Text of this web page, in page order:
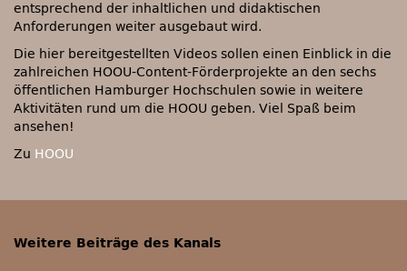
entsprechend der inhaltlichen und didaktischen
Anforderungen weiter ausgebaut wird.
Die hier bereitgestellten Videos sollen einen Einblick in die
zahlreichen HOOU-Content-Förderprojekte an den sechs
öffentlichen Hamburger Hochschulen sowie in weitere
Aktivitäten rund um die HOOU geben. Viel Spaß beim
ansehen!
Zu HOOU
Weitere Beiträge des Kanals